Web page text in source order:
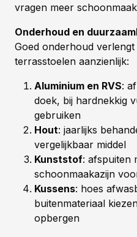
vragen meer
Onderhoud en
Goed onderhoud
terrasstoelen aanzienlijk:
Aluminium en RVS:
doek, bij hardnekkig
gebruiken
Hout: jaarlijks
vergelijkbaar middel
Kunststof: afspuiten
schoonmaakazijn
Kussens: hoes
buitenmateriaal
opbergen